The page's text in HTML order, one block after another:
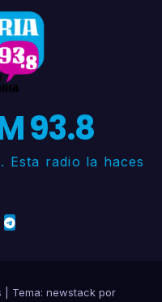
93.8
Esta radio la haces
Tema: newstack por